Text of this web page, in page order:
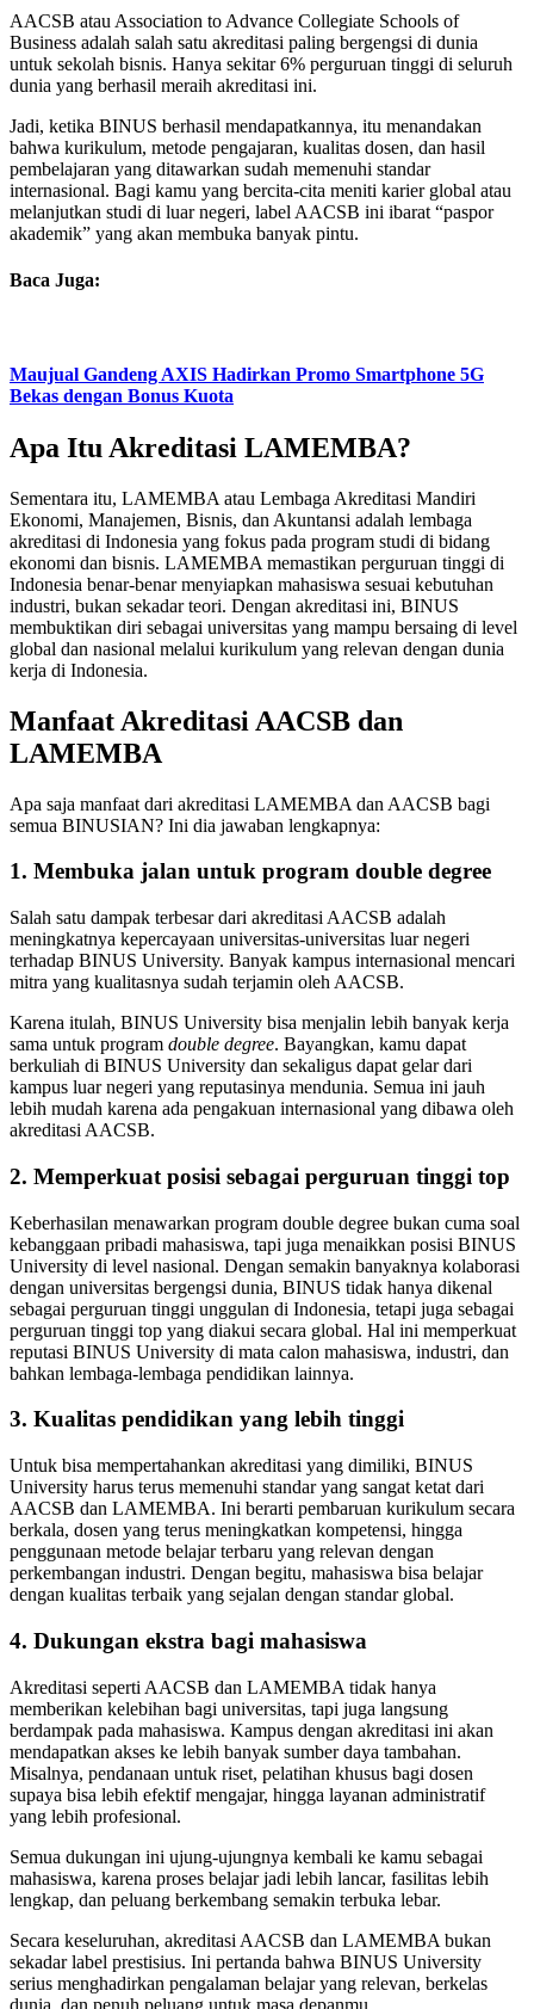
AACSB atau Association to Advance Collegiate Schools of
Business adalah salah satu akreditasi paling bergengsi di dunia
untuk sekolah bisnis. Hanya sekitar 6% perguruan tinggi di seluruh
dunia yang berhasil meraih akreditasi ini.
Jadi, ketika BINUS berhasil mendapatkannya, itu menandakan
bahwa kurikulum, metode pengajaran, kualitas dosen, dan hasil
pembelajaran yang ditawarkan sudah memenuhi standar
internasional. Bagi kamu yang bercita-cita meniti karier global atau
melanjutkan studi di luar negeri, label AACSB ini ibarat “paspor
akademik” yang akan membuka banyak pintu.
Baca Juga:
Maujual Gandeng AXIS Hadirkan Promo Smartphone 5G
Bekas dengan Bonus Kuota
Apa Itu Akreditasi LAMEMBA?
Sementara itu, LAMEMBA atau Lembaga Akreditasi Mandiri
Ekonomi, Manajemen, Bisnis, dan Akuntansi adalah lembaga
akreditasi di Indonesia yang fokus pada program studi di bidang
ekonomi dan bisnis. LAMEMBA memastikan perguruan tinggi di
Indonesia benar-benar menyiapkan mahasiswa sesuai kebutuhan
industri, bukan sekadar teori. Dengan akreditasi ini, BINUS
membuktikan diri sebagai universitas yang mampu bersaing di level
global dan nasional melalui kurikulum yang relevan dengan dunia
kerja di Indonesia.
Manfaat Akreditasi AACSB dan
LAMEMBA
Apa saja manfaat dari akreditasi LAMEMBA dan AACSB bagi
semua BINUSIAN? Ini dia jawaban lengkapnya:
1. Membuka jalan untuk program double degree
Salah satu dampak terbesar dari akreditasi AACSB adalah
meningkatnya kepercayaan universitas-universitas luar negeri
terhadap BINUS University. Banyak kampus internasional mencari
mitra yang kualitasnya sudah terjamin oleh AACSB.
Karena itulah, BINUS University bisa menjalin lebih banyak kerja
sama untuk program double degree. Bayangkan, kamu dapat
berkuliah di BINUS University dan sekaligus dapat gelar dari
kampus luar negeri yang reputasinya mendunia. Semua ini jauh
lebih mudah karena ada pengakuan internasional yang dibawa oleh
akreditasi AACSB.
2. Memperkuat posisi sebagai perguruan tinggi top
Keberhasilan menawarkan program double degree bukan cuma soal
kebanggaan pribadi mahasiswa, tapi juga menaikkan posisi BINUS
University di level nasional. Dengan semakin banyaknya kolaborasi
dengan universitas bergengsi dunia, BINUS tidak hanya dikenal
sebagai perguruan tinggi unggulan di Indonesia, tetapi juga sebagai
perguruan tinggi top yang diakui secara global. Hal ini memperkuat
reputasi BINUS University di mata calon mahasiswa, industri, dan
bahkan lembaga-lembaga pendidikan lainnya.
3. Kualitas pendidikan yang lebih tinggi
Untuk bisa mempertahankan akreditasi yang dimiliki, BINUS
University harus terus memenuhi standar yang sangat ketat dari
AACSB dan LAMEMBA. Ini berarti pembaruan kurikulum secara
berkala, dosen yang terus meningkatkan kompetensi, hingga
penggunaan metode belajar terbaru yang relevan dengan
perkembangan industri. Dengan begitu, mahasiswa bisa belajar
dengan kualitas terbaik yang sejalan dengan standar global.
4. Dukungan ekstra bagi mahasiswa
Akreditasi seperti AACSB dan LAMEMBA tidak hanya
memberikan kelebihan bagi universitas, tapi juga langsung
berdampak pada mahasiswa. Kampus dengan akreditasi ini akan
mendapatkan akses ke lebih banyak sumber daya tambahan.
Misalnya, pendanaan untuk riset, pelatihan khusus bagi dosen
supaya bisa lebih efektif mengajar, hingga layanan administratif
yang lebih profesional.
Semua dukungan ini ujung-ujungnya kembali ke kamu sebagai
mahasiswa, karena proses belajar jadi lebih lancar, fasilitas lebih
lengkap, dan peluang berkembang semakin terbuka lebar.
Secara keseluruhan, akreditasi AACSB dan LAMEMBA bukan
sekadar label prestisius. Ini pertanda bahwa BINUS University
serius menghadirkan pengalaman belajar yang relevan, berkelas
dunia, dan penuh peluang untuk masa depanmu.